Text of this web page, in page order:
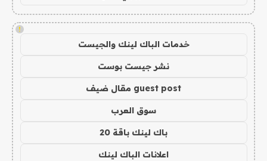
!
خدمات الباك لينك والجيست
نشر جيست بوست
guest post مقال ضيف
سوق العرب
باك لينك باقة 20
اعلانات الباك لينك